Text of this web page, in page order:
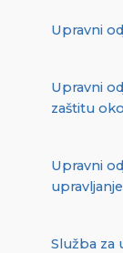
Upravni
Upravni
zaštitu
Upravni
Služba za